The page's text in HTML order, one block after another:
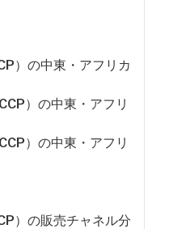
）の中東・アフリカ
）の中東・アフリ
）の中東・アフリ
）の販売チャネル分